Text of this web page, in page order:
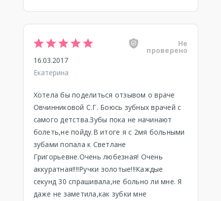
Не
проверено
16.03.2017
Екатерина
Хотела бы поделиться отзывом о враче
Овчинниковой С.Г. Боюсь зубных врачей с
самого детства.Зубы пока не начинают
болеть,не пойду.В итоге я с 2мя больными
зубами попала к Светлане
Григорьевне.Очень любезная! Очень
аккуратная!!!!Ручки золотые!!!Каждые
секунд 30 спрашивала,не больно ли мне. Я
даже не заметила,как зубки мне